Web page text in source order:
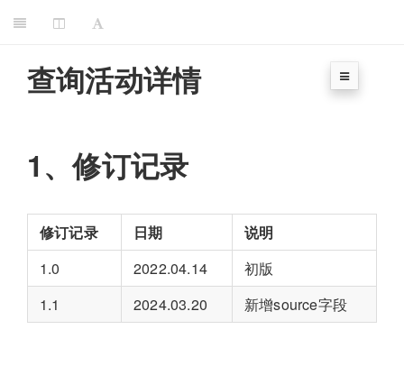
查询活动详情
1、修订记录
修订记录 日期
说明
1.0
2022.04.14
初版
1.1
2024.03.20 新增source字段